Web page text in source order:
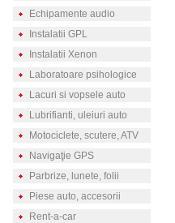
Echipamente audio
Instalatii GPL
Instalatii Xenon
Laboratoare psihologice
Lacuri si vopsele auto
Lubrifianti, uleiuri auto
Motociclete, scutere, ATV
Navigaţie GPS
Parbrize, lunete, folii
Piese auto, accesorii
Rent-a-car